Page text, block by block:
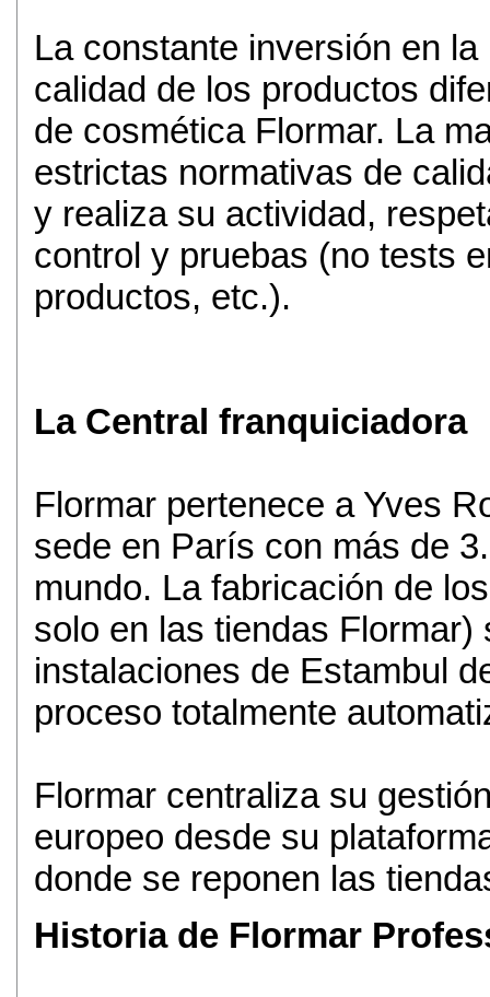
La constante inversión en
calidad de los productos
de cosmética Flormar. La
estrictas normativas de
y realiza su actividad,
control y pruebas (no tests
productos, etc.).
La Central franquiciadora
Flormar pertenece a Yves
sede en París con más de
mundo. La fabricación de
solo en las tiendas
instalaciones de Estambul
proceso totalmente
Flormar centraliza su
europeo desde su
donde se reponen las
Historia de Flormar